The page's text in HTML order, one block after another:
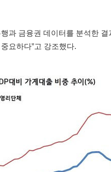
과 금융권 데이터를 분석한 결
중요하다”고 강조했다.